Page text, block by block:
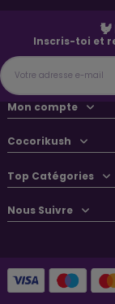
Inscris-toi et
Mon compte
Cocorikush
Top Catégories
Nous Suivre